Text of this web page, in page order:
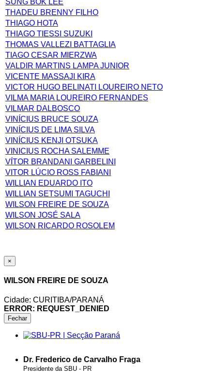
SUNG BOK LEE
THADEU BRENNY FILHO
THIAGO HOTA
THIAGO TIESSI SUZUKI
THOMAS VALLEZI BATTAGLIA
TIAGO CESAR MIERZWA
VALDIR MARTINS LAMPA JUNIOR
VICENTE MASSAJI KIRA
VICTOR HUGO BELINATI LOUREIRO NETO
VILMA MARIA LOUREIRO FERNANDES
VILMAR DALBOSCO
VINÍCIUS BRUCE SOUZA
VINÍCIUS DE LIMA SILVA
VINÍCIUS KENJI OTSUKA
VINICIUS ROCHA SALEMME
VÍTOR BRANDANI GARBELINI
VITOR LÚCIO ROSS FABIANI
WILLIAN EDUARDO ITO
WILLIAN SETSUMI TAGUCHI
WILSON FREIRE DE SOUZA
WILSON JOSÉ SALA
WILSON RICARDO ROSOLEM
×
WILSON FREIRE DE SOUZA
Cidade: CURITIBA/PARANÁ
ERROR: REQUEST_DENIED
Fechar
Dr. Frederico de Carvalho Fraga
Presidente da SBU - PR